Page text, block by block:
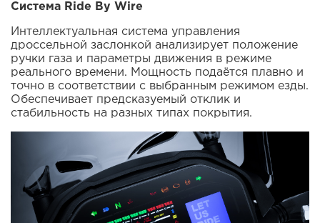
Система Ride By Wire
Интеллектуальная система управления
дроссельной заслонкой анализирует положение
ручки газа и параметры движения в режиме
реального времени. Мощность подаётся плавно и
точно в соответствии с выбранным режимом езды.
Обеспечивает предсказуемый отклик и
стабильность на разных типах покрытия.